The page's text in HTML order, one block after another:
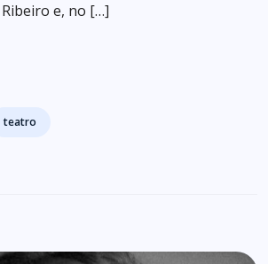
e, no […]
teatro